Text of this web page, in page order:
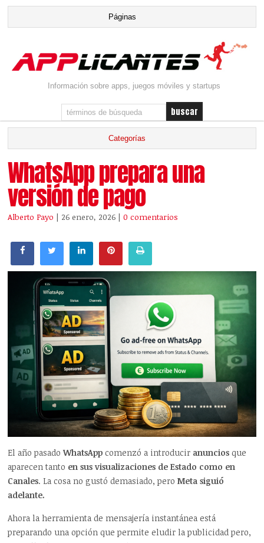
Información sobre apps, juegos móviles y startups
WhatsApp prepara una
versión de pago
Alberto Payo | 26 enero, 2026 |0 comentarios
El año pasadoWhatsApp comenzó a introducir anuncios que
aparecen tanto en sus visualizaciones de Estado como en
Canales. La cosa no gustó demasiado, peroMeta siguió
adelante.
Ahora la herramienta de mensajería instantánea está
preparando una opción que permite eludir la publicidad pero,